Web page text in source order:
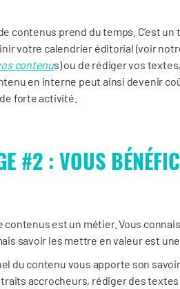
contenus prend du temps. C’est
votre calendrier éditorial (voir
contenus) ou de rédiger vos
en interne peut ainsi devenir
forte activité.
#2 : VOUS
contenus est un métier. Vous
savoir les mettre en valeur est
du contenu vous apporte son
accrocheurs, rédiger des